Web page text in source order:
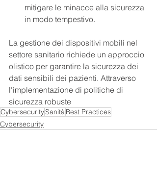
mitigare le minacce alla sicurezza
in modo tempestivo.
La gestione dei dispositivi mobili nel
settore sanitario richiede un approccio
olistico per garantire la sicurezza dei
dati sensibili dei pazienti. Attraverso
l'implementazione di politiche di
sicurezza robuste
CybersecuritySanitàBest Practices
Cybersecurity